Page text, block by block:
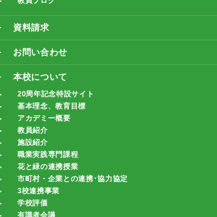
資料請求
お問い合わせ
本校について
20周年記念特設サイト
基本理念、教育目標
アカデミー概要
教員紹介
施設紹介
職業実践専門課程
花と緑の連携授業
市町村・企業との連携･協力協定
3校連携事業
学校評価
有識者会議